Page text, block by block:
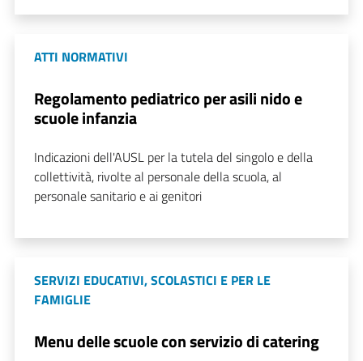
ATTI NORMATIVI
Regolamento pediatrico per asili nido e
scuole infanzia
Indicazioni dell'AUSL per la tutela del singolo e della
collettività, rivolte al personale della scuola, al
personale sanitario e ai genitori
SERVIZI EDUCATIVI, SCOLASTICI E PER LE
FAMIGLIE
Menu delle scuole con servizio di catering